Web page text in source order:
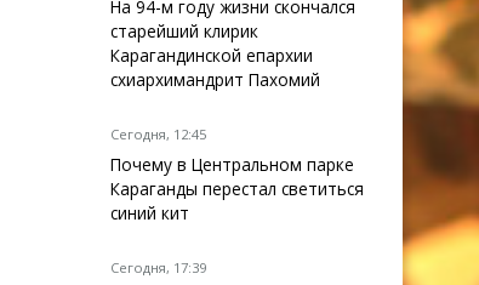
На 94-м году жизни скончался
старейший клирик
Карагандинской епархии
схиархимандрит Пахомий
Сегодня, 12:45
Почему в Центральном парке
Караганды перестал светиться
синий кит
Сегодня, 17:39